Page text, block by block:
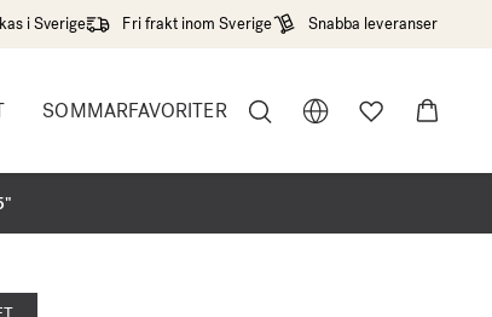
i Sverige Fri frakt inom Sverige Snabba leveranser
SOMMARFAVORITER